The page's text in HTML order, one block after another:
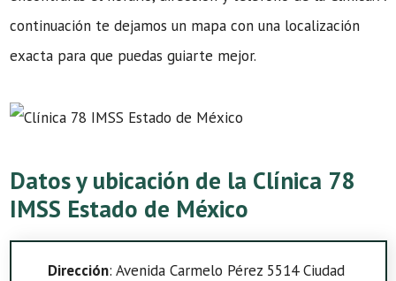
continuación te dejamos un mapa con una localización
exacta para que puedas guiarte mejor.
Datos y ubicación de la Clínica 78
IMSS Estado de México
Dirección: Avenida Carmelo Pérez 5514 Ciudad